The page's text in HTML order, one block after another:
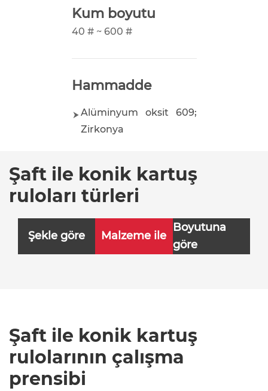
Kum boyutu
40 # ~ 600 #
Hammadde
Alüminyum oksit 609;
Zirkonya
Şaft ile konik kartuş
ruloları türleri
Şekle göre Malzeme ile
Boyutuna
göre
Şaft ile konik kartuş
rulolarının çalışma
prensibi